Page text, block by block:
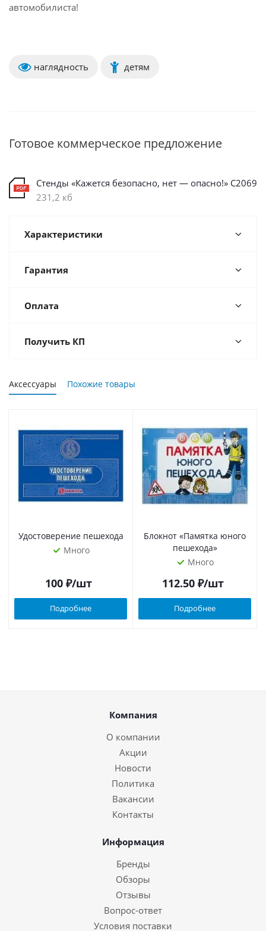
автомобилиста!
наглядность детям
Готовое коммерческое предложение
Стенды «Кажется безопасно, нет — опасно!» С2069
231,2 кб
Характеристики
Гарантия
Оплата
Получить КП
Аксессуары Похожие товары
Удостоверение пешехода
Много
100 ₽/шт
Подробнее
Блокнот «Памятка юного
пешехода»
Много
112.50₽/шт
Подробнее
Компания
О компании
Акции
Новости
Политика
Вакансии
Контакты
Информация
Бренды
Обзоры
Отзывы
Вопрос-ответ
Условия поставки